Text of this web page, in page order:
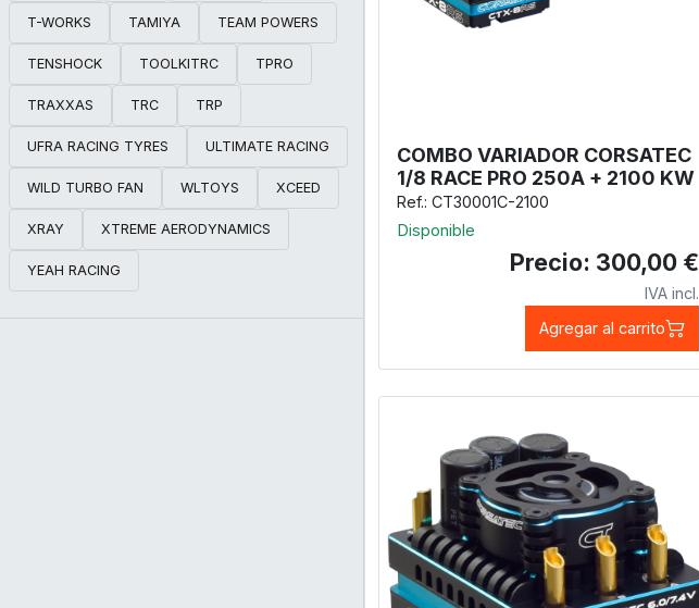
T-WORKS TAMIYA TEAM POWERS
TENSHOCK TOOLKITRC TPRO
TRAXXAS TRC TRP
UFRA RACING TYRES ULTIMATE RACING
WILD TURBO FAN WLTOYS XCEED
XRAY XTREME AERODYNAMICS
YEAH RACING
COMBO VARIADOR CORSATEC
1/8 RACE PRO 250A + 2100 KW
Ref.: CT30001C-2100
Disponible
Precio: 300,00 €
IVA incl.
Agregar al carrito